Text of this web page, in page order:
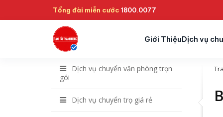
Tổng đài miễn cước 1800.0077
Giới ThiệuDịch vụ
Dịch vụ chuyển văn phòng trọn
gói
Dịch vụ chuyển trọ giá rẻ